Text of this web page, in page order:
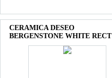
CERAMICA DESEO
BERGENSTONE WHITE RECT